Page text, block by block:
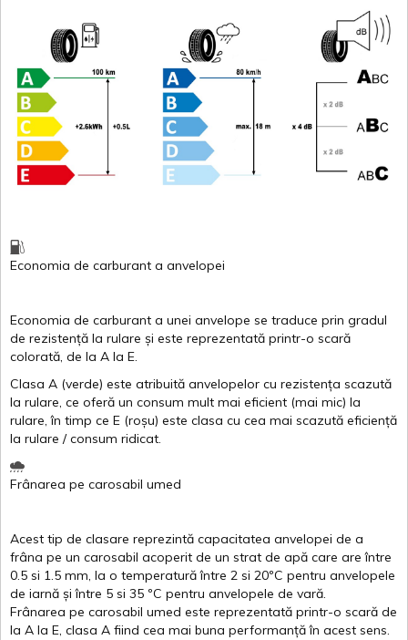
Economia de carburant a anvelopei
Economia de carburant a unei anvelope se traduce prin gradul
de rezistență la rulare și este reprezentată printr-o scară
colorată, de la A la E.
Clasa A (verde) este atribuită anvelopelor cu rezistența scazută
la rulare, ce oferă un consum mult mai eficient (mai mic) la
rulare,în timp ce E (roșu) este clasa cu cea mai scazută eficiență
la rulare /consum ridicat.
Frânarea pe carosabil umed
Acest tip de clasare reprezintă capacitatea anvelopei de a
frâna pe un carosabil acoperit de un strat de apă care areîntre
0.5 si 1.5 mm, la o temperatură între 2 si 20ºC pentru anvelopele
de iarnă și între 5 si 35 ºC pentru anvelopele de vară.
Frânarea pe carosabil umed este reprezentată printr-o scară de
la A la E, clasa A fiind cea mai buna performanță în acest sens.